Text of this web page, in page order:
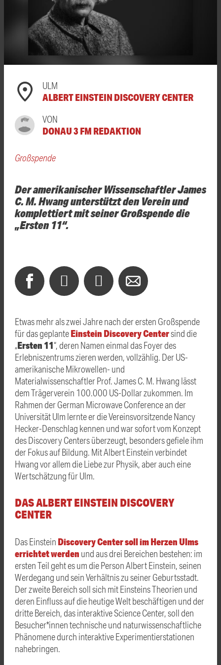
ULM
ALBERT EINSTEIN DISCOVERY CENTER
VON
DONAU 3 FM REDAKTION
Großspende
Der amerikanischer Wissenschaftler James
C. M. Hwang unterstützt den Verein und
komplettiert mit seiner Großspende die
„Ersten 11“.
Etwas mehr als zwei Jahre nach der ersten Großspende
für das geplanteEinstein Discovery Centersind die
„Ersten 11“, deren Namen einmal das Foyer des
Erlebniszentrums zieren werden, vollzählig. Der US-
amerikanische Mikrowellen- und
Materialwissenschaftler Prof. James C. M. Hwang lässt
dem Trägerverein 100.000 US-Dollar zukommen. Im
Rahmen der German Microwave Conference an der
Universität Ulm lernte er die Vereinsvorsitzende Nancy
Hecker-Denschlag kennen und war sofort vom Konzept
des Discovery Centers überzeugt, besonders gefiele ihm
der Fokus auf Bildung. Mit Albert Einstein verbindet
Hwang vor allem die Liebe zur Physik, aber auch eine
Wertschätzung für Ulm.
DAS ALBERT EINSTEIN DISCOVERY
CENTER
Das Einstein Discovery Center soll im Herzen Ulms
errichtet werden und aus drei Bereichen bestehen: im
ersten Teil geht es um die Person Albert Einstein, seinen
Werdegang und sein Verhältnis zu seiner Geburtsstadt.
Der zweite Bereich soll sich mit Einsteins Theorien und
deren Einfluss auf die heutige Welt beschäftigen und der
dritte Bereich, das interaktive Science Center, soll den
Besucher*innen technische und naturwissenschaftliche
Phänomene durch interaktive Experimentier­stationen
nahebringen.